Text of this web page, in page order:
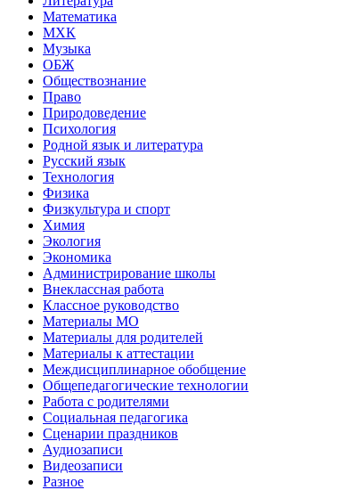
Математика
МХК
Музыка
ОБЖ
Обществознание
Право
Природоведение
Психология
Родной язык и литература
Русский язык
Технология
Физика
Физкультура и спорт
Химия
Экология
Экономика
Администрирование школы
Внеклассная работа
Классное руководство
Материалы МО
Материалы для родителей
Материалы к аттестации
Междисциплинарное обобщение
Общепедагогические технологии
Работа с родителями
Социальная педагогика
Сценарии праздников
Аудиозаписи
Видеозаписи
Разное